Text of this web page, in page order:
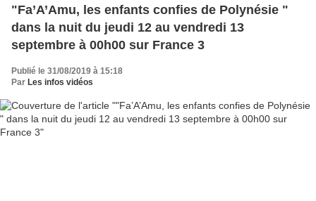
"Fa’A’Amu, les enfants confies de Polynésie "
dans la nuit du jeudi 12 au vendredi 13
septembre à 00h00 sur France 3
Publié le 31/08/2019 à 15:18
Par Les infos vidéos